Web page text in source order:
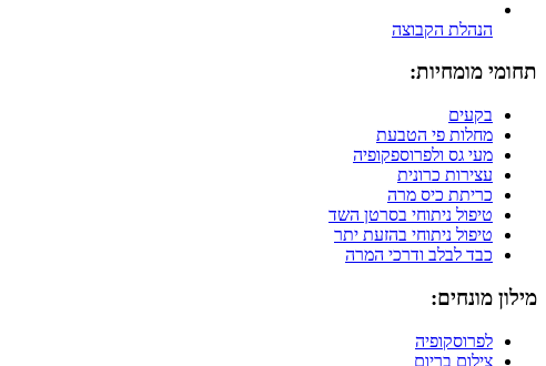
הנהלת הקבוצה
תחומי מומחיות:
בקעים
מחלות פי הטבעת
מעי גס ולפרוספקופיה
עצירות כרונית
כריתת כיס מרה
טיפול ניתוחי בסרטן השד
טיפול ניתוחי בהזעת יתר
כבד לבלב ודרכי המרה
מילון מונחים:
לפרוסקופיה
צילום בריום